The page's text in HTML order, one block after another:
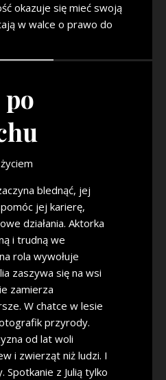
okazuje się mieć swoją
w walce o prawo do
po
blednąć, jej
jej karierę,
działania. Aktorka
i trudną we
rola wywołuje
zaszywa się na wsi
zamierza
W chatce w lesie
przyrody.
od lat woli
i zwierząt niż ludzi. I
z Julią tylko